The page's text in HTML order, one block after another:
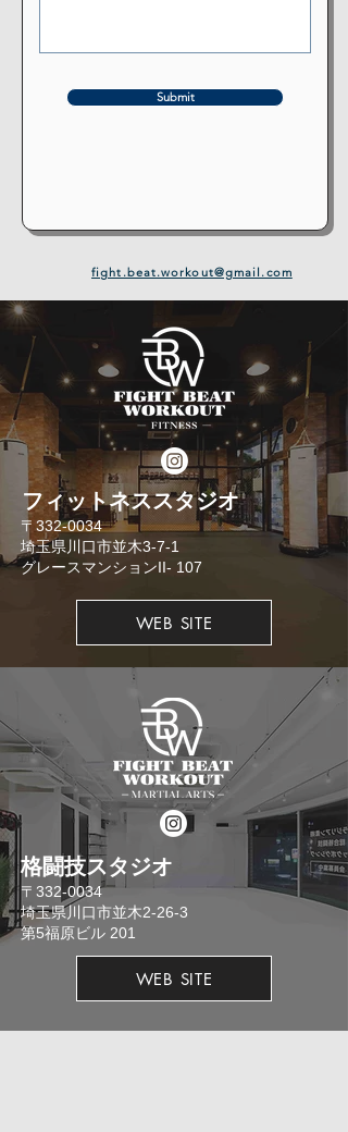
Submit
fight.beat.workout@gmail.com
​フィットネススタジオ
​〒332-0034
埼玉県川口市並木3-7-1
​グレースマンションII- 107
WEB SITE
格闘技スタジオ
​〒332-0034
埼玉県川口市並木2-26-3
​第5福原ビル 201
WEB SITE